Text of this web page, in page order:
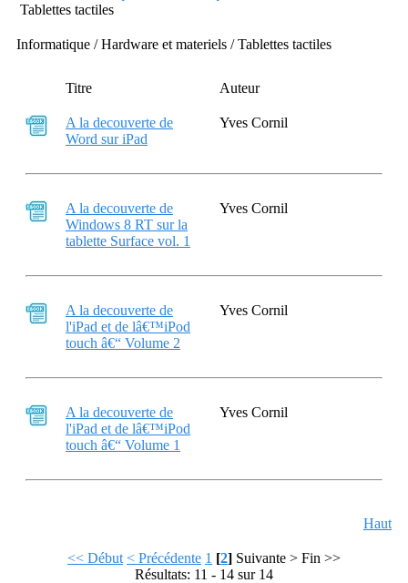
Tablettes tactiles
Informatique / Hardware et materiels / Tablettes tactiles
Titre Auteur
A la decouverte de
Word sur iPad
Yves Cornil
A la decouverte de
Windows 8 RT sur la
tablette Surface vol. 1
Yves Cornil
A la decouverte de
l'iPad et de lâ€™iPod
touch â€“ Volume 2
Yves Cornil
A la decouverte de
l'iPad et de lâ€™iPod
touch â€“ Volume 1
Yves Cornil
Haut
<< Début < Précédente 1 [2] Suivante > Fin >>
Résultats: 11 - 14 sur 14